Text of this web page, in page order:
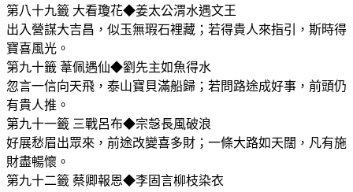
第八十九籤 大看瓊花◆姜太公渭水遇文王
出入營謀大吉昌，似玉無瑕石裡藏；若得貴人來指引，斯時得
寶喜風光。
第九十籤 葦佩遇仙◆劉先主如魚得水
忽言一信向天飛，泰山寶貝滿船歸；若問路途成好事，前頭仍
有貴人推。
第九十一籤 三戰呂布◆宗愨長風破浪
好展愁眉出眾來，前途改變喜多財；一條大路如天闊，凡有施
財盡暢懷。
第九十二籤 蔡卿報恩◆李固言柳枝染衣